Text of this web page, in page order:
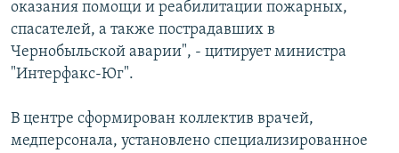
СПОРТ
БЛОГИ
ГОЛОСА
АРХИВ РАДИОПРОГРАММЫ
оказания помощи и реабилитации пожарных,
спасателей, а также пострадавших в
Чернобыльской аварии", - цитирует министра
"Интерфакс-Юг".
В центре сформирован коллектив врачей,
медперсонала, установлено специализированное